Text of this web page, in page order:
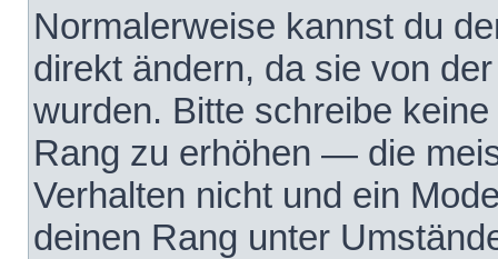
Normalerweise kannst du
direkt ändern, da sie von
wurden. Bitte schreibe
Rang zu erhöhen — die
Verhalten nicht und ein
deinen Rang unter